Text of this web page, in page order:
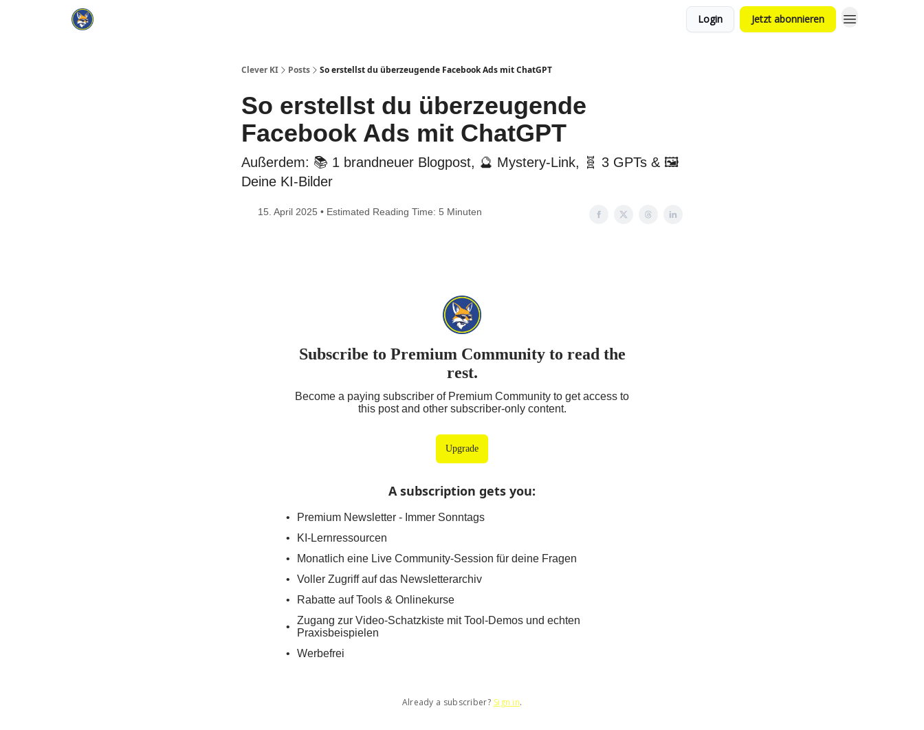
Login Jetzt abonnieren
Clever KI Posts So erstellst du überzeugende Facebook Ads mit ChatGPT
So erstellst du überzeugende
Facebook Ads mit ChatGPT
Außerdem: 📚 1 brandneuer Blogpost, 🔮 Mystery-Link, 🧬 3 GPTs & 🖼️
Deine KI-Bilder
15. April 2025 • Estimated Reading Time: 5 Minuten
Subscribe to Premium Community to read the
rest.
Become a paying subscriber of Premium Community to get access to
this post and other subscriber-only content.
Upgrade
A subscription gets you:
Premium Newsletter - Immer Sonntags
KI-Lernressourcen
Monatlich eine Live Community-Session für deine Fragen
Voller Zugriff auf das Newsletterarchiv
Rabatte auf Tools & Onlinekurse
Zugang zur Video-Schatzkiste mit Tool-Demos und echten
Praxisbeispielen
Werbefrei
Already a subscriber? Sign in.